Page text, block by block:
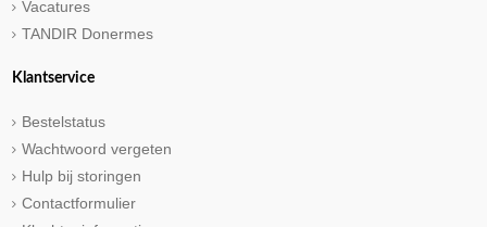
Vacatures
TANDIR Donermes
Klantservice
Bestelstatus
Wachtwoord vergeten
Hulp bij storingen
Contactformulier